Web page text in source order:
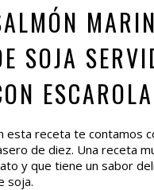
SOJA
ESCAROLA
esta receta te contamos
de diez. Una receta
y que tiene un sabor
soja.